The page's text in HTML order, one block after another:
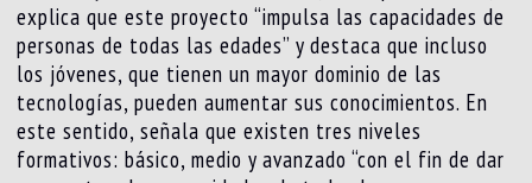
explica que este proyecto “impulsa las capacidades de
personas de todas las edades” y destaca que incluso
los jóvenes, que tienen un mayor dominio de las
tecnologías, pueden aumentar sus conocimientos. En
este sentido, señala que existen tres niveles
formativos: básico, medio y avanzado “con el fin de dar